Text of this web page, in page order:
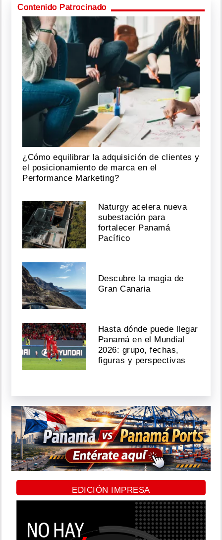
Contenido Patrocinado
¿Cómo equilibrar la adquisición de clientes y
el posicionamiento de marca en el
Performance Marketing?
Naturgy acelera nueva
subestación para
fortalecer Panamá
Pacífico
Descubre la magia de
Gran Canaria
Hasta dónde puede llegar
Panamá en el Mundial
2026: grupo, fechas,
figuras y perspectivas
EDICIÓN IMPRESA